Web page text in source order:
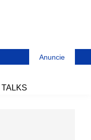
Anuncie
TALKS